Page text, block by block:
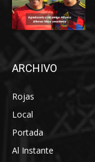
ARCHIVO
Rojas
Local
Portada
Al Instante